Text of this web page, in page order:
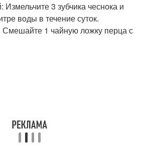
3 зубчика чеснока и
воды в течение суток.
1 чайную ложку перца с